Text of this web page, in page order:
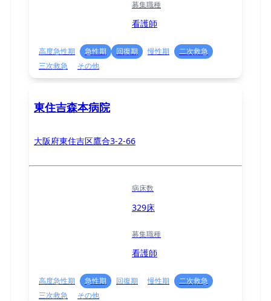
募集職種
看護師
高度急性期 急性期 回復期 慢性期
二次救急
三次救急
その他
東住吉森本病院
大阪府東住吉区鷹合3-2-66
病床数
329床
募集職種
看護師
高度急性期 急性期 回復期 慢性期
二次救急
三次救急
その他